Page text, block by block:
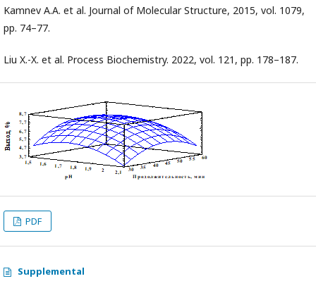
Kamnev A.A. et al. Journal of Molecular Structure, 2015, vol. 1079,
pp. 74–77.
Liu X.-X. et al. Process Biochemistry. 2022, vol. 121, pp. 178–187.
PDF
Supplemental